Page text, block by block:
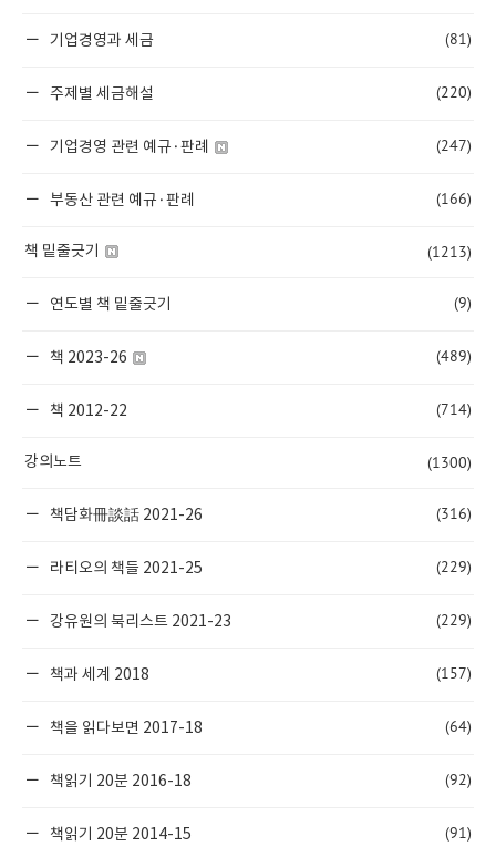
기업경영과 세금 (81)
주제별 세금해설 (220)
기업경영 관련 예규·판례 (247)
부동산 관련 예규·판례 (166)
책 밑줄긋기 (1213)
연도별 책 밑줄긋기 (9)
책 2023-26 (489)
책 2012-22 (714)
강의노트 (1300)
책담화冊談話 2021-26 (316)
라티오의 책들 2021-25 (229)
강유원의 북리스트 2021-23 (229)
책과 세계 2018 (157)
책을 읽다보면 2017-18 (64)
책읽기 20분 2016-18 (92)
책읽기 20분 2014-15 (91)